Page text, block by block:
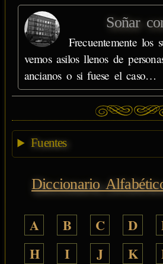
Soñar
Frecuentemente los
vemos asilos llenos de
ancianos o si fuese el caso…
Fuentes
Diccionario
A B C D
H
I J K